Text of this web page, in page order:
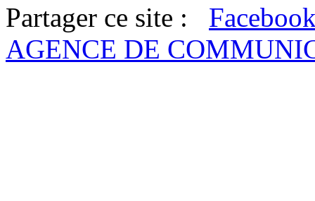
Partager ce site :
AGENCE DE